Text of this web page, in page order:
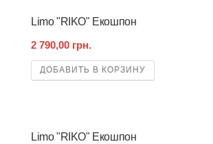
Limo "RIKO" Екошпон
2 790,00 грн.
ДОБАВИТЬ В КОРЗИНУ
Limo "RIKO" Екошпон